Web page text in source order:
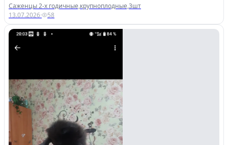
Саженцы 2-х годичные,крупноплодные,3шт
13.07.2026· 58